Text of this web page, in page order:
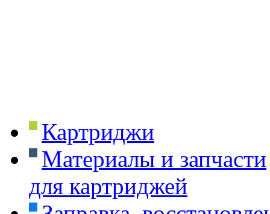
Картриджи
Материалы и запчасти
для картриджей